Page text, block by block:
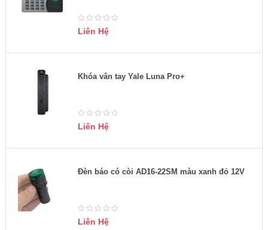
Liên Hệ
Khóa vân tay Yale Luna Pro+
Liên Hệ
Đèn báo có còi AD16-22SM màu xanh đỏ 12V
Liên Hệ